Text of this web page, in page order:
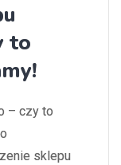
to
– czy to
sklepu